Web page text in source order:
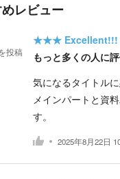
レビュー
投稿
★★★ Excellent!!!
もっと多くの人に
気になるタイトル
メインパートと資
す。
2025年8月22日